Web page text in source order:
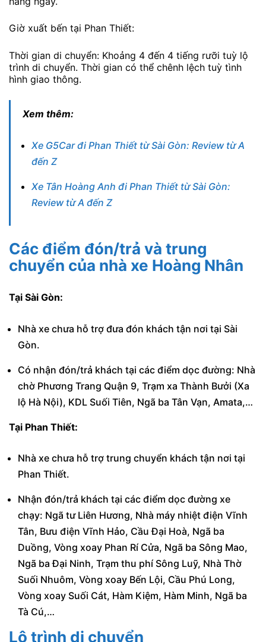
Giờ xuất bến tại Phan Thiết:
Thời gian di chuyển: Khoảng 4 đến 4 tiếng rưỡi tuỳ lộ
trình di chuyển. Thời gian có thể chênh lệch tuỳ tình
hình giao thông.
Xem thêm:
Xe G5Car đi Phan Thiết từ Sài Gòn: Review từ A
đến Z
Xe Tân Hoàng Anh đi Phan Thiết từ Sài Gòn:
Review từ A đến Z
Các điểm đón/trả và trung
chuyển của nhà xe Hoàng Nhân
Tại Sài Gòn:
Nhà xe chưa hỗ trợ đưa đón khách tận nơi tại Sài
Gòn.
Có nhận đón/trả khách tại các điểm dọc đường: Nhà
chờ Phương Trang Quận 9, Trạm xa Thành Bưởi (Xa
lộ Hà Nội), KDL Suối Tiên, Ngã ba Tân Vạn, Amata,…
Tại Phan Thiết:
Nhà xe chưa hỗ trợ trung chuyển khách tận nơi tại
Phan Thiết.
Nhận đón/trả khách tại các điểm dọc đường xe
chạy: Ngã tư Liên Hương, Nhà máy nhiệt điện Vĩnh
Tân, Bưu điện Vĩnh Hảo, Cầu Đại Hoà, Ngã ba
Duồng, Vòng xoay Phan Rí Cửa, Ngã ba Sông Mao,
Ngã ba Đại Ninh, Trạm thu phí Sông Luỹ, Nhà Thờ
Suối Nhuôm, Vòng xoay Bến Lội, Cầu Phú Long,
Vòng xoay Suối Cát, Hàm Kiệm, Hàm Minh, Ngã ba
Tà Cú,…
Lộ trình di chuyển